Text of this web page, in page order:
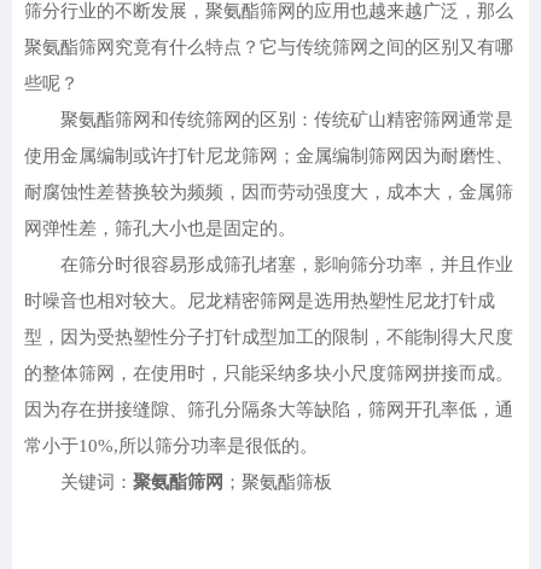
筛分行业的不断发展，聚氨酯筛网的应用也越来越广泛，那么
聚氨酯筛网究竟有什么特点？它与传统筛网之间的区别又有哪
些呢？
聚氨酯筛网和传统筛网的区别：传统矿山精密筛网通常是
使用金属编制或许打针尼龙筛网；金属编制筛网因为耐磨性、
耐腐蚀性差替换较为频频，因而劳动强度大，成本大，金属筛
网弹性差，筛孔大小也是固定的。
在筛分时很容易形成筛孔堵塞，影响筛分功率，并且作业
时噪音也相对较大。尼龙精密筛网是选用热塑性尼龙打针成
型，因为受热塑性分子打针成型加工的限制，不能制得大尺度
的整体筛网，在使用时，只能采纳多块小尺度筛网拼接而成。
因为存在拼接缝隙、筛孔分隔条大等缺陷，筛网开孔率低，通
常小于10%,所以筛分功率是很低的。
关键词： 聚氨酯筛网 ；聚氨酯筛板